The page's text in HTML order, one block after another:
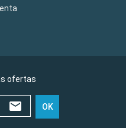
ofertas
OK